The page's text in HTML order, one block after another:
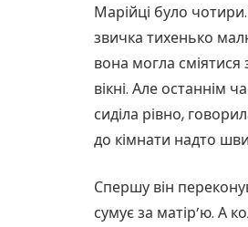
Марійці було
звичка тихенько
вона могла сміятися
вікні. Але останнім
сиділа рівно,
до кімнати надто
Спершу він
сумує за матір’ю. А